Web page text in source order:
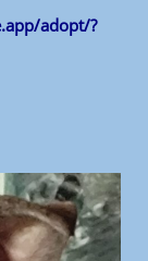
adopt/?